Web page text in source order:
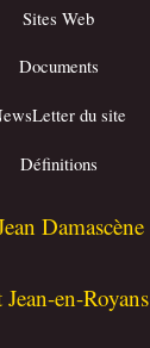
Sites Web
Documents
du site
Définitions
Damascène
en-Royans